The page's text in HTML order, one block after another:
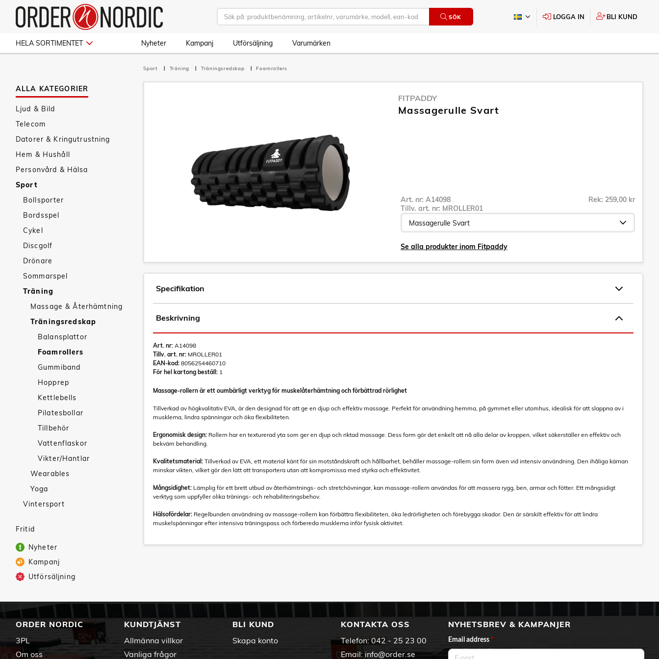
SÖK LOGGA IN BLI KUND
HELA SORTIMENTET Nyheter Kampanj Utförsäljning Varumärken
ALLA KATEGORIER
Ljud & Bild
Telecom
Datorer & Kringutrustning
Hem & Hushåll
Personvård & Hälsa
Sport
Bollsporter
Bordsspel
Cykel
Discgolf
Drönare
Sommarspel
Träning
Massage & Återhämtning
Träningsredskap
Balansplattor
Foamrollers
Gummiband
Hopprep
Kettlebells
Pilatesbollar
Tillbehör
Vattenflaskor
Vikter/Hantlar
Wearables
Yoga
Vintersport
Fritid
Nyheter
Kampanj
Utförsäljning
Sport Träning Träningsredskap Foamrollers
FITPADDY
Massagerulle Svart
Art. nr: A14098
Tillv. art. nr: MROLLER01
Rek: 259,00 kr
Se alla produkter inom Fitpaddy
Specifikation
Beskrivning
Art. nr: A14098
Tillv. art. nr: MROLLER01
EAN-kod: 8056254460710
För hel kartong beställ: 1
Massage-rollern är ett oumbärligt verktyg för muskelåterhämtning och förbättrad rörlighet
Tillverkad av högkvalitativ EVA, är den designad för att ge en djup och effektiv massage. Perfekt för användning hemma, på gymmet eller utomhus, idealisk för att slappna av i
musklerna, lindra spänningar och öka flexibiliteten.
Ergonomisk design: Rollern har en texturerad yta som ger en djup och riktad massage. Dess form gör det enkelt att nå alla delar av kroppen, vilket säkerställer en effektiv och
bekväm behandling.
Kvalitetsmaterial: Tillverkad av EVA, ett material känt för sin motståndskraft och hållbarhet, behåller massage-rollern sin form även vid intensiv användning. Den ihåliga kärnan
minskar vikten, vilket gör den lätt att transportera utan att kompromissa med styrka och effektivitet.
Mångsidighet: Lämplig för ett brett utbud av återhämtnings- och stretchövningar, kan massage-rollern användas för att massera rygg, ben, armar och fötter. Ett mångsidigt
verktyg som uppfyller olika tränings- och rehabiliteringsbehov.
Hälsofördelar: Regelbunden användning av massage-rollern kan förbättra flexibiliteten, öka ledrörligheten och förebygga skador. Den är särskilt effektiv för att lindra
muskelspänningar efter intensiva träningspass och förbereda musklerna inför fysisk aktivitet.
ORDER NORDIC
3PL
Om oss
KUNDTJÄNST
Allmänna villkor
Vanliga frågor
BLI KUND
Skapa konto
KONTAKTA OSS
Telefon: 042 - 25 23 00
Email: info@order.se
NYHETSBREV & KAMPANJER
Email address *